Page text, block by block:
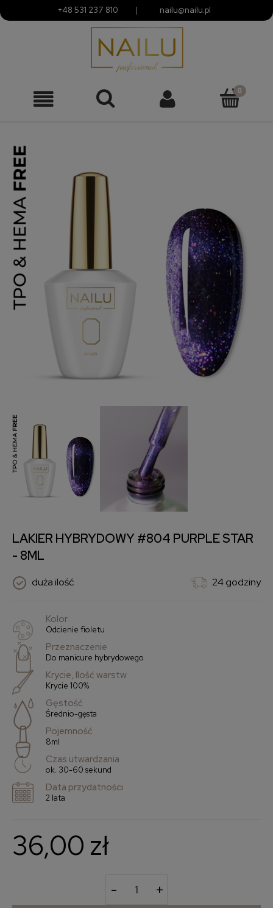
+48 531 237 810 | nailu@nailu.pl
LAKIER HYBRYDOWY #804 PURPLE STAR
- 8ML
duża ilość 24 godziny
Kolor
Odcienie fioletu
Przeznaczenie
Do manicure hybrydowego
Krycie, Ilość warstw
Krycie 100%
Gęstość
Średnio-gęsta
Pojemność
8ml
Czas utwardzania
ok. 30-60 sekund
Data przydatności
2 lata
36,00 zł
- +